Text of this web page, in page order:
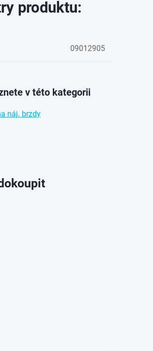
produktu:
09012905
v této kategorii
náj. brzdy